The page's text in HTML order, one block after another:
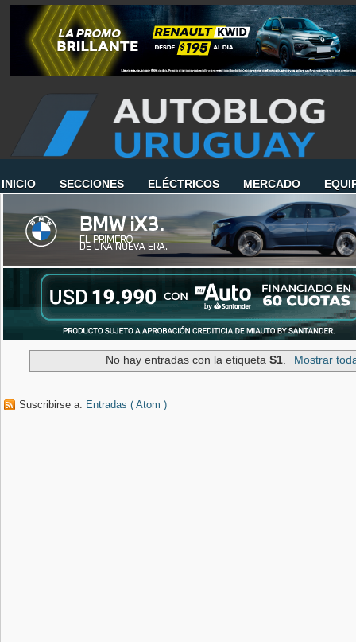
INICIO SECCIONES ELÉCTRICOS MERCADO
No hay entradas con la etiquetaS1. Mostrar
Suscribirse a: Entradas ( Atom )